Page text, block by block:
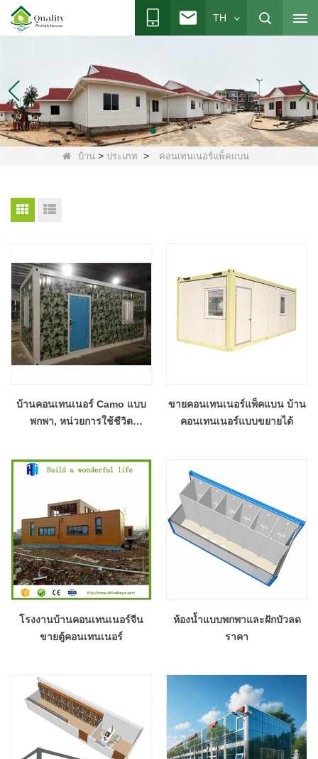
TH
บ้าน> ประเภท > คอนเทนเนอร์แพ็คแบน
บ้านคอนเทนเนอร์ Camo แบบ
พกพา, หน่วยการใช้ชีวิต
ขายคอนเทนเนอร์แพ็คแบน บ้าน
คอนเทนเนอร์แบบขยายได้
โรงงานบ้านคอนเทนเนอร์จีน
ขายตู้คอนเทนเนอร์
ห้องน้ำแบบพกพาและฝักบัวลด
ราคา